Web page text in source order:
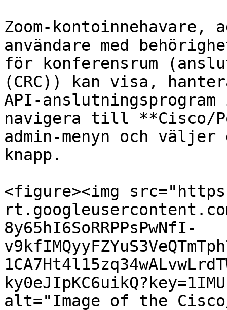
Zoom-
användare med
för konferensrum
(CRC)) kan visa,
API-
navigera till **Cisco/
admin-menyn och
knapp.
<figure><img
rt.googleusercontent.com/
8y65hI6SoRRPPsPwNfI-
alt="Image of the